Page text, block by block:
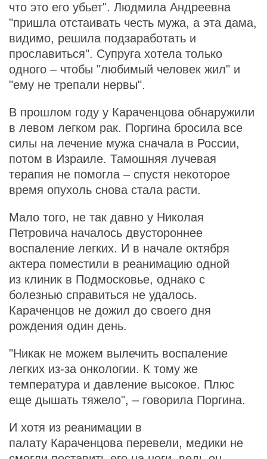
что это его убьет". Людмила Андреевна
"пришла отстаивать честь мужа, а эта дама,
видимо, решила подзаработать и
прославиться". Супруга хотела только
одного – чтобы "любимый человек жил" и
"ему не трепали нервы".
В прошлом году у Караченцова обнаружили
в левом легком рак. Поргина бросила все
силы на лечение мужа сначала в России,
потом в Израиле. Тамошняя лучевая
терапия не помогла – спустя некоторое
время опухоль снова стала расти.
Мало того, не так давно у Николая
Петровича началось двустороннее
воспаление легких. И в начале октября
актера поместили в реанимацию одной
из клиник в Подмосковье, однако с
болезнью справиться не удалось.
Караченцов не дожил до своего дня
рождения один день.
"Никак не можем вылечить воспаление
легких из-за онкологии. К тому же
температура и давление высокое. Плюс
еще дышать тяжело", – говорила Поргина.
И хотя из реанимации в
палату Караченцова перевели, медики не